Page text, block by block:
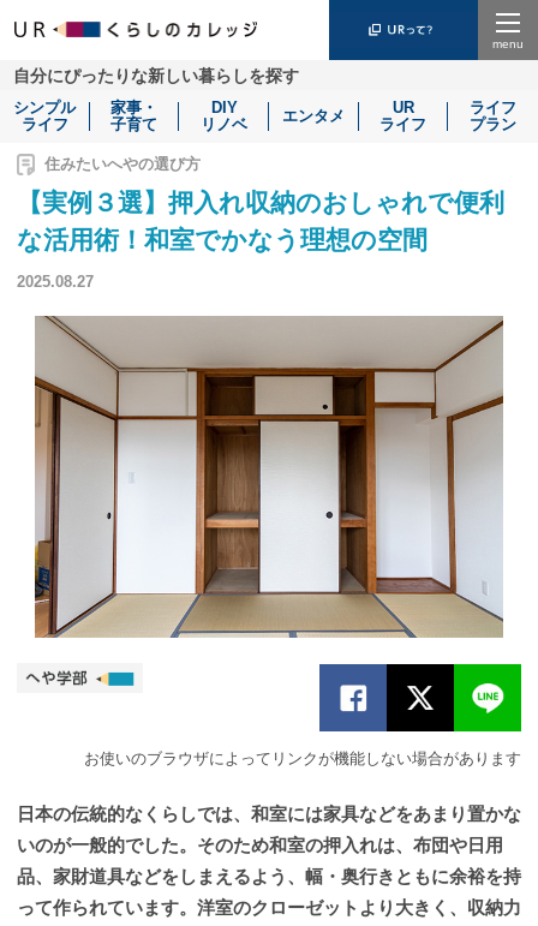
自分にぴったりな新しい暮らしを探す
シンプル
ライフ
家事・
子育て
DIY
リノベ
エンタメ
UR
ライフ
ライフ
プラン
住みたいへやの選び方
【実例３選】押入れ収納のおしゃれで便利
な活用術！和室でかなう理想の空間
2025.08.27
お使いのブラウザによってリンクが機能しない場合があります
日本の伝統的なくらしでは、和室には家具などをあまり置かな
いのが一般的でした。そのため和室の押入れは、布団や日用
品、家財道具などをしまえるよう、幅・奥行きともに余裕を持
って作られています。洋室のクローゼットより大きく、収納力